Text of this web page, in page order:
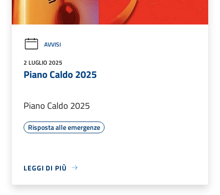
AVVISI
2 LUGLIO 2025
Piano Caldo 2025
Piano Caldo 2025
Risposta alle emergenze
LEGGI DI PIÙ